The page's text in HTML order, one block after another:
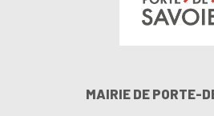
MAIRIE DE PORTE-